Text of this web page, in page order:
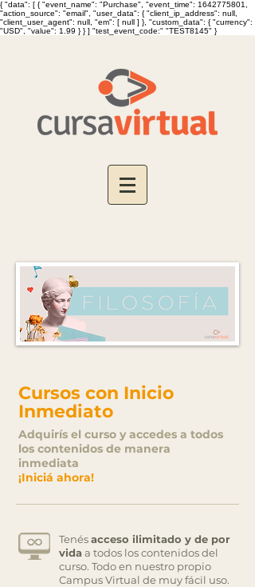
{ "data": [ { "event_name": "Purchase", "event_time": 1642775801,
"action_source": "email", "user_data": { "client_ip_address": null,
"client_user_agent": null, "em": [ null ] }, "custom_data": { "currency":
"USD", "value": 1.99 } } ] "test_event_code:" "TEST8145" }
Cursos con Inicio
Inmediato
Adquirís el curso y accedes a todos
los contenidos de manera
inmediata
¡Iniciá ahora!
Tenésacceso ilimitado y de por
vida a todos los contenidos del
curso. Todo en nuestro propio
Campus Virtual de muy fácil uso.